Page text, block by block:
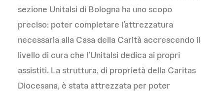
sezione Unitalsi di Bologna ha uno scopo
preciso: poter completare l’attrezzatura
necessaria alla Casa della Carità accrescendo il
livello di cura che l’Unitalsi dedica ai propri
assistiti. La struttura, di proprietà della Caritas
Diocesana, è stata attrezzata per poter